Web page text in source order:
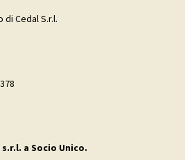
Cedal S.r.l.
a Socio Unico.